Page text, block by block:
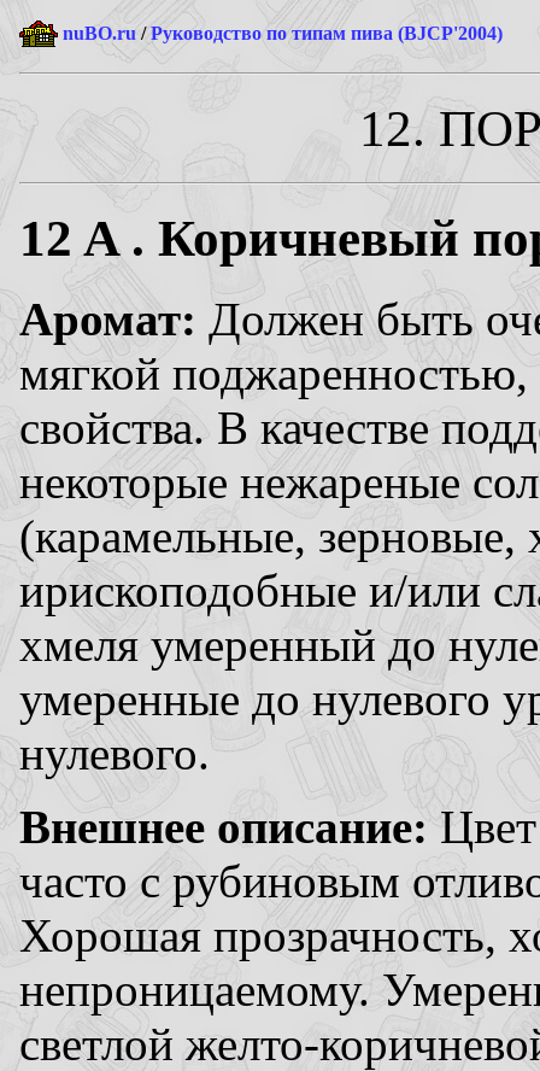
nuBO.ru /Руководство по типам пива (BJCP'2004)
12.
12 A . Коричневый
Аромат: Должен быть
мягкой
свойства. В качестве
некоторые нежареные
(карамельные, зерновые,
ирископодобные и/или
хмеля умеренный до
умеренные до нулевого
нулевого.
Внешнее описание:
часто с рубиновым
Хорошая прозрачность,
непроницаемому.
светлой желто-